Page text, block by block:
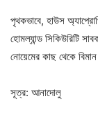
পৃথকভাবে, হাউস
হোমল্যান্ড সিকিউরিটি
নোয়েমের কাছ থেকে
সূত্র: আনাদোলু